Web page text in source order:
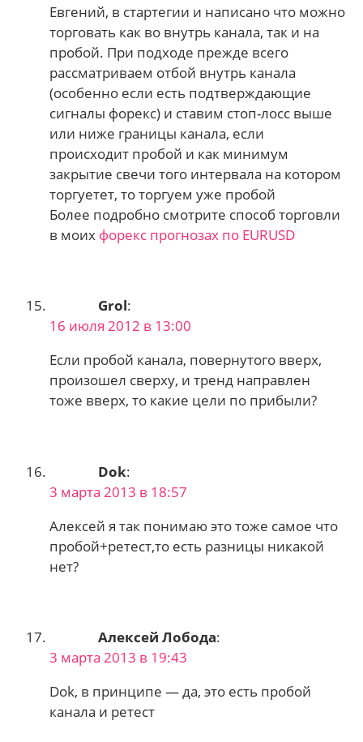
Евгений, в стартегии и написано что можно
торговать как во внутрь канала, так и на
пробой. При подходе прежде всего
рассматриваем отбой внутрь канала
(особенно если есть подтверждающие
сигналы форекс) и ставим стоп-лосс выше
или ниже границы канала, если
происходит пробой и как минимум
закрытие свечи того интервала на котором
торгуетет, то торгуем уже пробой
Более подробно смотрите способ торговли
в моих форекс прогнозах по EURUSD
Grol:
16 июля 2012 в 13:00
Если пробой канала, повернутого вверх,
произошел сверху, и тренд направлен
тоже вверх, то какие цели по прибыли?
Dok:
3 марта 2013 в 18:57
Алексей я так понимаю это тоже самое что
пробой+ретест,то есть разницы никакой
нет?
Алексей Лобода:
3 марта 2013 в 19:43
Dok, в принципе — да, это есть пробой
канала и ретест